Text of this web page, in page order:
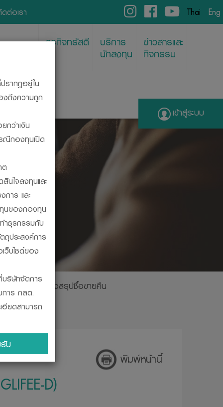
ต่อเรา Thai Eng
ธุรกิจทรัสตี บริการ
นักลงทุน
ข่าวสารและ
กิจกรรม
เข้าสู่ระบบ
ปันผล ตารางสรุปซื้อขายคืน
พิมพ์หน้านี้
D)
รากฏอยู่ใน
งถึงความถูก
กว่าเงิน
รณีกองทุนเปิด
ต
นใจลงทุนและ
การ และ
นของกองทุน
ำธุรกรรมกับ
ถุประสงค์การ
ว็บไซด์ของ
ริษัทจัดการ
าร กลต.
ยดสามารถ
กพัน ในการ
ะทางการ
านของ
บ